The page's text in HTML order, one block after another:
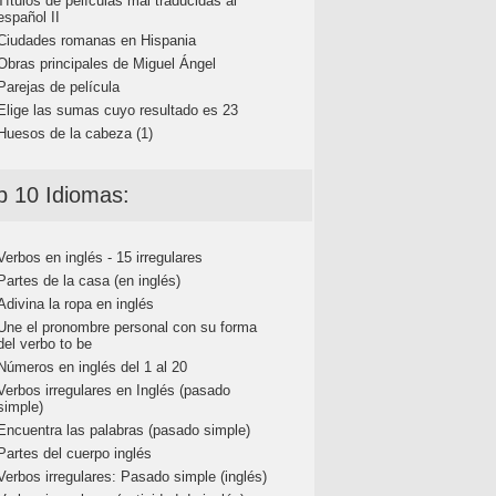
II
romanas en Hispania
principales de Miguel Ángel
de película
las sumas cuyo resultado es 23
de la cabeza (1)
10 Idiomas:
en inglés - 15 irregulares
de la casa (en inglés)
la ropa en inglés
el pronombre personal con su forma
verbo to be
en inglés del 1 al 20
irregulares en Inglés (pasado
las palabras (pasado simple)
del cuerpo inglés
irregulares: Pasado simple (inglés)